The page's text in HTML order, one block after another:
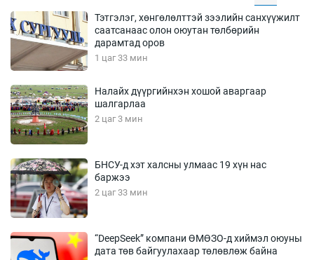
Тэтгэлэг, хөнгөлөлттэй зээлийн санхүүжилт
саатсанаас олон оюутан төлбөрийн
дарамтад оров
1 цаг 33 мин
Налайх дүүргийнхэн хошой аваргаар
шалгарлаа
2 цаг 3 мин
БНСУ-д хэт халсны улмаас 19 хүн нас
баржээ
2 цаг 33 мин
“DeepSeek” компани ӨМӨЗО-д хиймэл оюуны
дата төв байгуулахаар төлөвлөж байна